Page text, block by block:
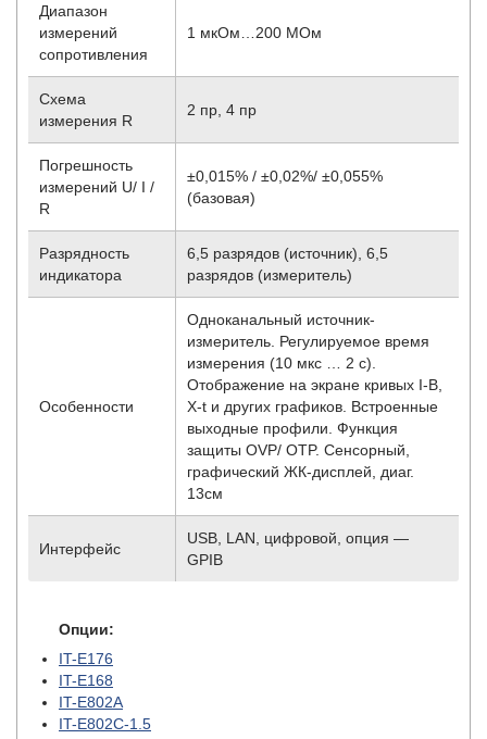
Диапазон
измерений
сопротивления
1 мкОм…200 МОм
Схема
измерения R
2 пр, 4 пр
Погрешность
измерений U/ I /
R
±0,015% / ±0,02%/ ±0,055%
(базовая)
Разрядность
индикатора
6,5 разрядов (источник), 6,5
разрядов (измеритель)
Особенности
Одноканальный источник-
измеритель. Регулируемое время
измерения (10 мкс … 2 с).
Отображение на экране кривых I-В,
X-t и других графиков. Встроенные
выходные профили. Функция
защиты OVP/ OTP. Сенсорный,
графический ЖК-дисплей, диаг.
13см
Интерфейс
USB, LAN, цифровой, опция —
GPIB
Опции:
IT-E176
IT-E168
IT-E802A
IT-E802C-1.5